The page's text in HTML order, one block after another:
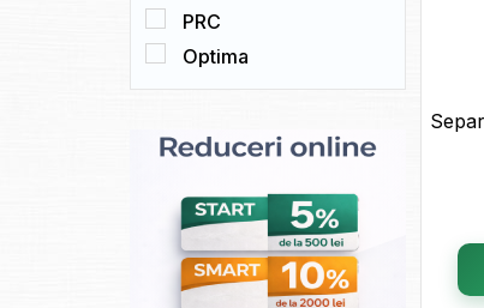
PRC
Optima